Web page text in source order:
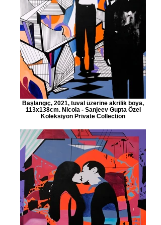
Başlangıç, 2021, tuval üzerine akrilik boya,
113x138cm. Nicola - Sanjeev Gupta Özel
Koleksiyon Private Collection